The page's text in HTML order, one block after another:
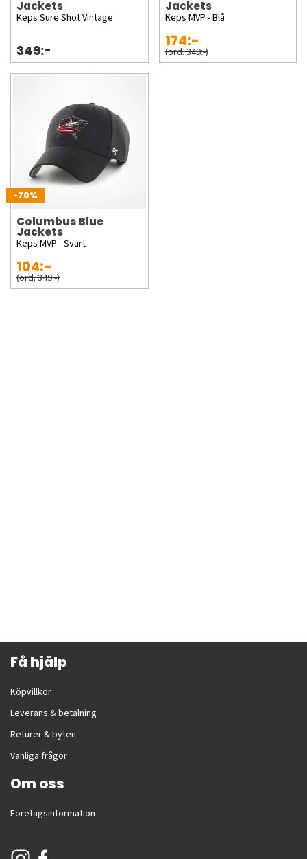
Jackets
Keps Sure Shot Vintage
349:-
Jackets
Keps MVP - Blå
174:-
(ord. 349:-)
-70%
Columbus Blue
Jackets
Keps MVP - Svart
104:-
(ord. 349:-)
Få hjälp
Köpvillkor
Leverans & betalning
Returer & byten
Vanliga frågor
Om oss
Företagsinformation